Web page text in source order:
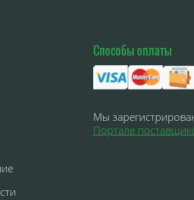
Способы оплаты
Мы
Портале